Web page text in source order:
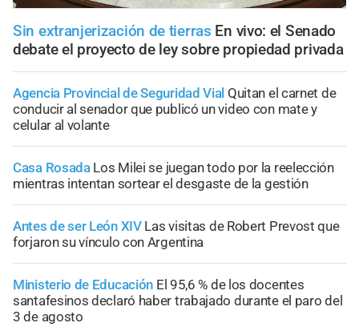
Sin extranjerización de tierras En vivo: el Senado
debate el proyecto de ley sobre propiedad privada
Agencia Provincial de Seguridad Vial Quitan el carnet de
conducir al senador que publicó un video con mate y
celular al volante
Casa Rosada Los Milei se juegan todo por la reelección
mientras intentan sortear el desgaste de la gestión
Antes de ser León XIV Las visitas de Robert Prevost que
forjaron su vínculo con Argentina
Ministerio de Educación El 95,6 % de los docentes
santafesinos declaró haber trabajado durante el paro del
3 de agosto